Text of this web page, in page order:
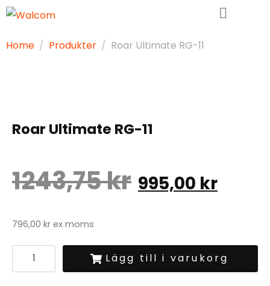
Home Produkter Roar Ultimate RG-11
Roar Ultimate RG-11
1243,75kr 995,00 kr
796,00 kr ex moms
Lägg till i varukorg